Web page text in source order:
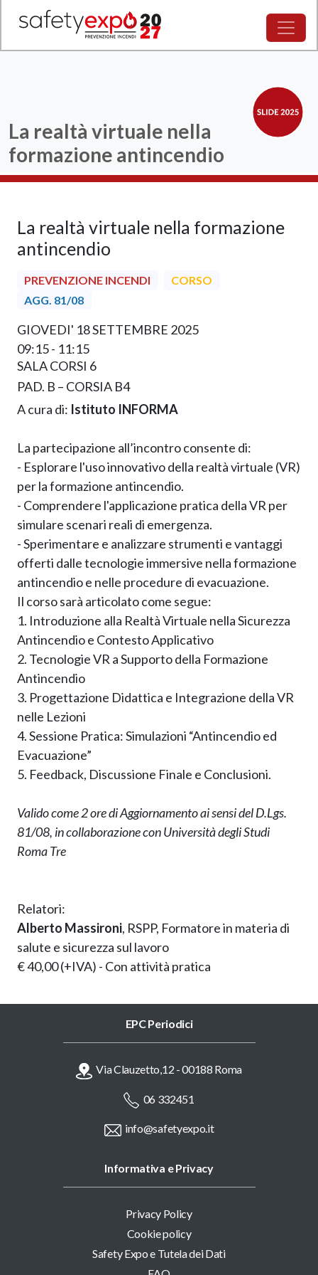
La realtà virtuale nella
formazione antincendio
La realtà virtuale nella formazione
antincendio
PREVENZIONE INCENDI
CORSO
AGG. 81/08
GIOVEDI' 18 SETTEMBRE 2025
09:15 - 11:15
SALA CORSI 6
PAD. B – CORSIA B4
A cura di: Istituto INFORMA
La partecipazione all’incontro consente di:
- Esplorare l'uso innovativo della realtà virtuale (VR)
per la formazione antincendio.
- Comprendere l'applicazione pratica della VR per
simulare scenari reali di emergenza.
- Sperimentare e analizzare strumenti e vantaggi
offerti dalle tecnologie immersive nella formazione
antincendio e nelle procedure di evacuazione.
Il corso sarà articolato come segue:
1. Introduzione alla Realtà Virtuale nella Sicurezza
Antincendio e Contesto Applicativo
2. Tecnologie VR a Supporto della Formazione
Antincendio
3. Progettazione Didattica e Integrazione della VR
nelle Lezioni
4. Sessione Pratica: Simulazioni “Antincendio ed
Evacuazione”
5. Feedback, Discussione Finale e Conclusioni.
Valido come 2 ore di Aggiornamento ai sensi del D.Lgs.
81/08, in collaborazione con Università degli Studi
Roma Tre
Relatori:
Alberto Massironi, RSPP, Formatore in materia di
salute e sicurezza sul lavoro
€ 40,00 (+IVA) - Con attività pratica
EPC Periodici
Via Clauzetto,12 - 00188 Roma
06 332451
info@safetyexpo.it
Informativa e Privacy
Privacy Policy
Cookie policy
Safety Expo e Tutela dei Dati